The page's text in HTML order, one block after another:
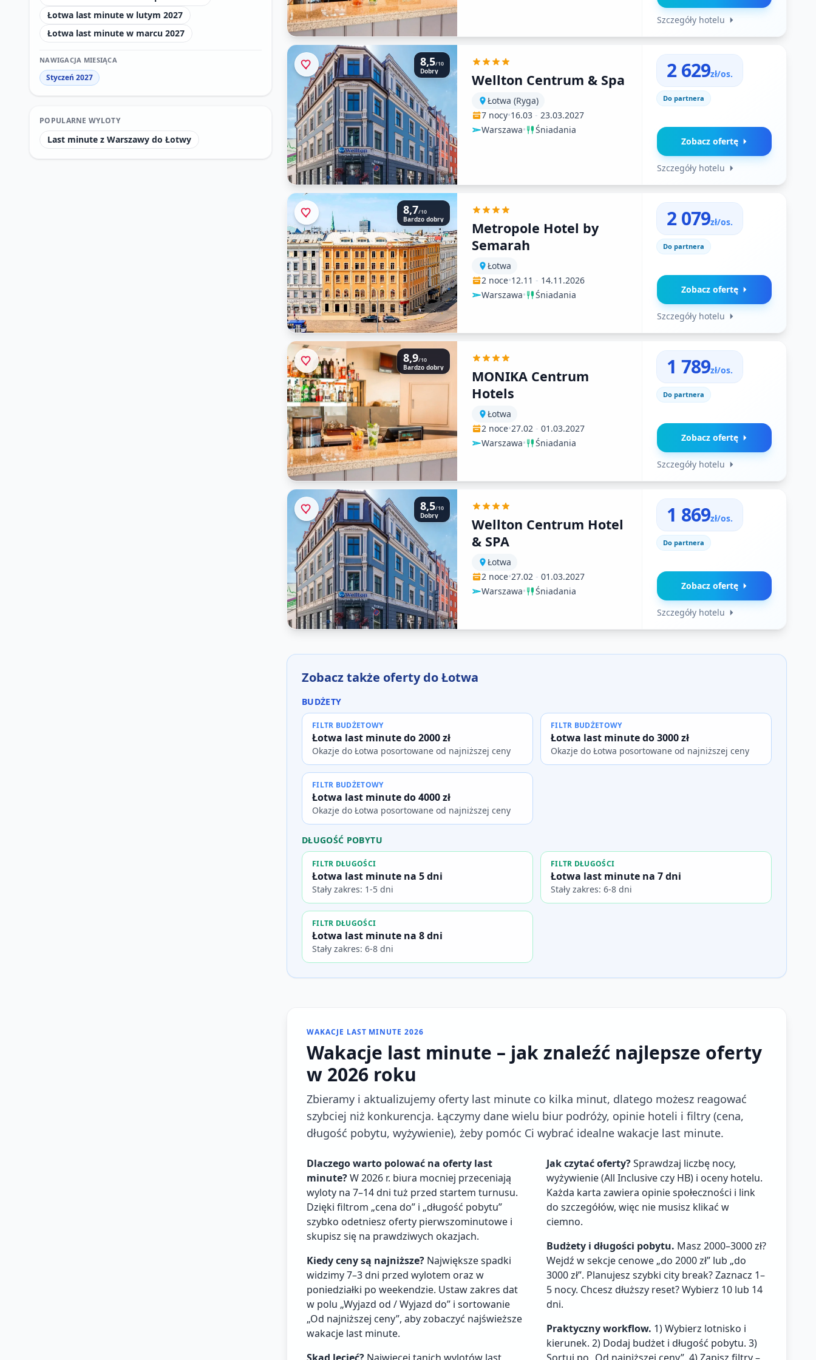
Łotwa last minute w lutym 2027
Łotwa last minute w marcu 2027
NAWIGACJA MIESIĄCA
Styczeń 2027
POPULARNE WYLOTY
Last minute z Warszawy do Łotwy
Szczegóły hotelu
8,5/10
Dobry Wellton Centrum & Spa
Łotwa (Ryga)
7 nocy•16.03 - 23.03.2027
Warszawa• Śniadania
2 629zł/os.
Do partnera
Zobacz ofertę
Szczegóły hotelu
8,7/10
Bardzo dobry
Metropole Hotel by
Semarah
Łotwa
2 noce•12.11 - 14.11.2026
Warszawa• Śniadania
2 079zł/os.
Do partnera
Zobacz ofertę
Szczegóły hotelu
8,9/10
Bardzo dobry
MONIKA Centrum
Hotels
Łotwa
2 noce•27.02 - 01.03.2027
Warszawa• Śniadania
1 789zł/os.
Do partnera
Zobacz ofertę
Szczegóły hotelu
8,5/10
Dobry
Wellton Centrum Hotel
& SPA
Łotwa
2 noce•27.02 - 01.03.2027
Warszawa• Śniadania
1 869zł/os.
Do partnera
Zobacz ofertę
Szczegóły hotelu
Zobacz także oferty do Łotwa
BUDŻETY
FILTR BUDŻETOWY
Łotwa last minute do 2000 zł
Okazje do Łotwa posortowane od najniższej ceny
FILTR BUDŻETOWY
Łotwa last minute do 3000 zł
Okazje do Łotwa posortowane od najniższej ceny
FILTR BUDŻETOWY
Łotwa last minute do 4000 zł
Okazje do Łotwa posortowane od najniższej ceny
DŁUGOŚĆ POBYTU
FILTR DŁUGOŚCI
Łotwa last minute na 5 dni
Stały zakres: 1-5 dni
FILTR DŁUGOŚCI
Łotwa last minute na 7 dni
Stały zakres: 6-8 dni
FILTR DŁUGOŚCI
Łotwa last minute na 8 dni
Stały zakres: 6-8 dni
WAKACJE LAST MINUTE 2026
Wakacje last minute – jak znaleźć najlepsze oferty
w 2026 roku
Zbieramy i aktualizujemy oferty last minute co kilka minut, dlatego możesz reagować
szybciej niż konkurencja. Łączymy dane wielu biur podróży, opinie hoteli i filtry (cena,
długość pobytu, wyżywienie), żeby pomóc Ci wybrać idealne wakacje last minute.
Dlaczego warto polować na oferty last
minute?W 2026 r. biura mocniej przeceniają
wyloty na 7–14 dni tuż przed startem turnusu.
Dzięki filtrom „cena do” i „długość pobytu”
szybko odetniesz oferty pierwszominutowe i
skupisz się na prawdziwych okazjach.
Kiedy ceny są najniższe? Największe spadki
widzimy 7–3 dni przed wylotem oraz w
poniedziałki po weekendzie. Ustaw zakres dat
w polu „Wyjazd od / Wyjazd do” i sortowanie
„Od najniższej ceny”, aby zobaczyć najświeższe
wakacje last minute.
Jak czytać oferty?Sprawdzaj liczbę nocy,
wyżywienie (All Inclusive czy HB) i oceny hotelu.
Każda karta zawiera opinie społeczności i link
do szczegółów, więc nie musisz klikać w
ciemno.
Budżety i długości pobytu. Masz 2000–3000 zł?
Wejdź w sekcje cenowe „do 2000 zł” lub „do
3000 zł”. Planujesz szybki city break? Zaznacz 1–
5 nocy. Chcesz dłuższy reset? Wybierz 10 lub 14
dni.
Praktyczny workflow. 1) Wybierz lotnisko i
kierunek. 2) Dodaj budżet i długość pobytu. 3)